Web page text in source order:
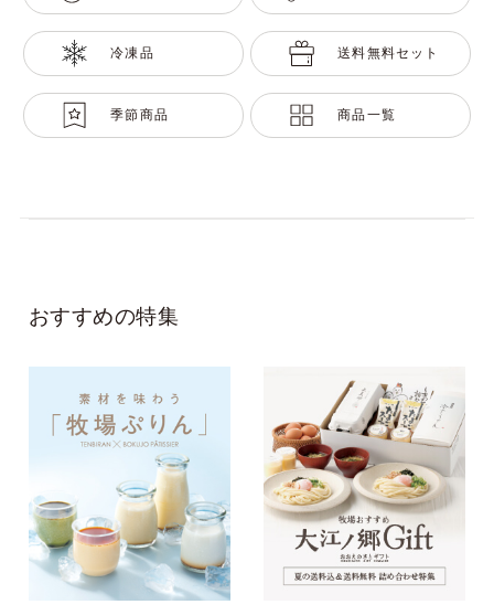
冷凍品 送料無料セット
季節商品 商品一覧
おすすめの特集